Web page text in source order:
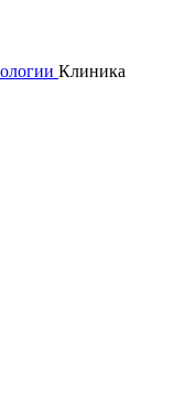
Клиника